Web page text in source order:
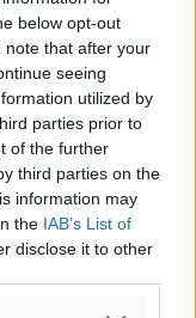
below opt-out
note that after your
seeing
utilized by
parties prior to
of the further
third parties on the
information may
the IAB’s List of
disclose it to other
επόμενη φορά.